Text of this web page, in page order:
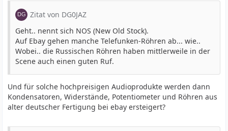
Zitat von DG0JAZ
Geht.. nennt sich NOS (New Old Stock).
Auf Ebay gehen manche Telefunken-Röhren ab... wie..
Wobei.. die Russischen Röhren haben mittlerweile in der
Scene auch einen guten Ruf.
Und für solche hochpreisigen Audioprodukte werden dann
Kondensatoren, Widerstände, Potentiometer und Röhren aus
alter deutscher Fertigung bei ebay ersteigert?